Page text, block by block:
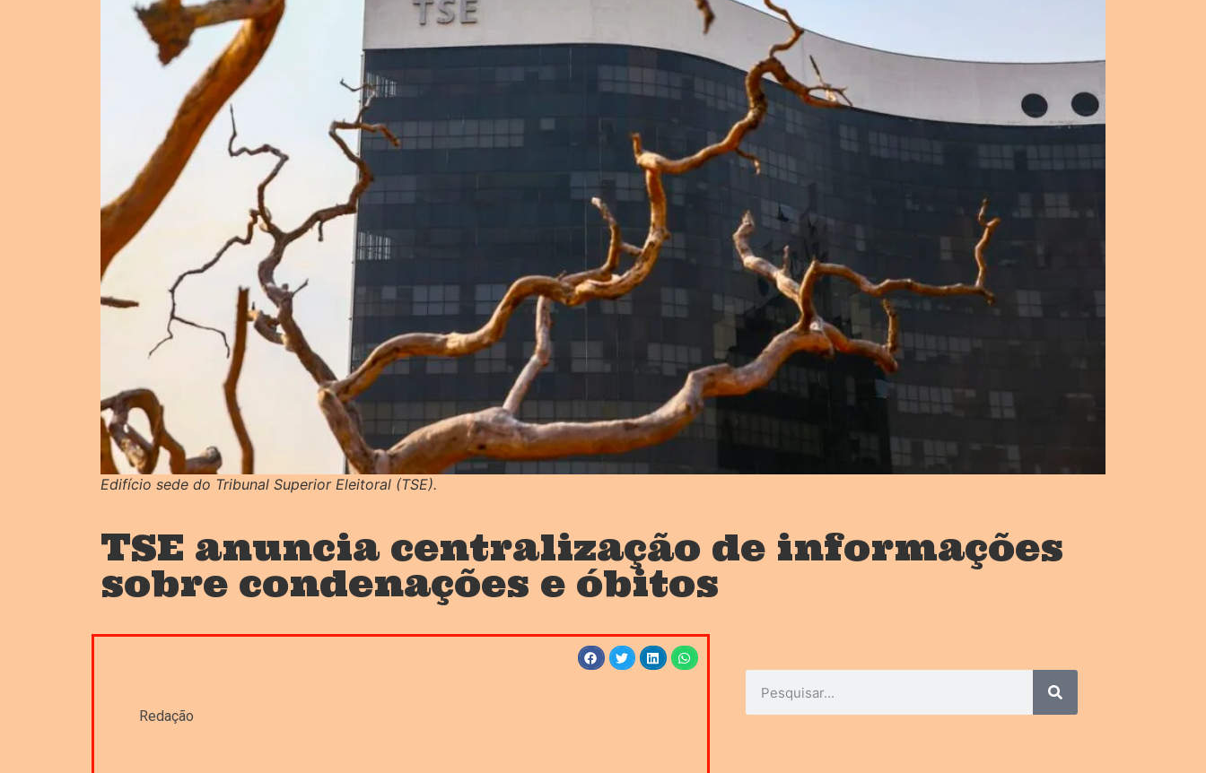
Edifício sede do Tribunal Superior Eleitoral (TSE).
TSE anuncia centralização de informações
sobre condenações e óbitos
Redação